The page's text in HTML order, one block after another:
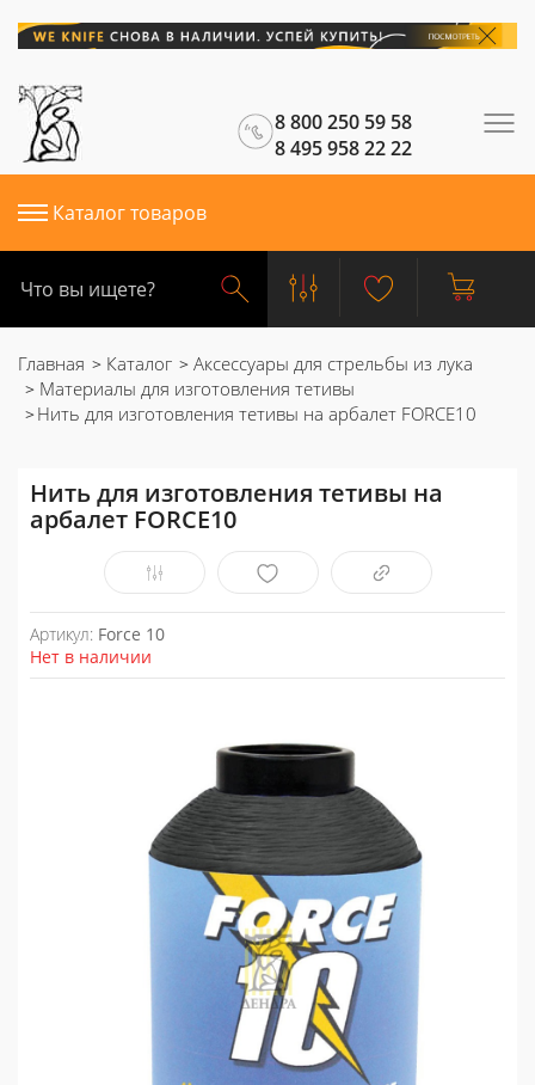
8 800 250 59 58
8 495 958 22 22
Каталог товаров
Главная Каталог
Аксессуары для стрельбы из лука
Материалы для изготовления тетивы
Нить для изготовления тетивы на арбалет FORCE10
Нить для изготовления тетивы на
арбалет FORCE10
Артикул: Force 10
Нет в наличии